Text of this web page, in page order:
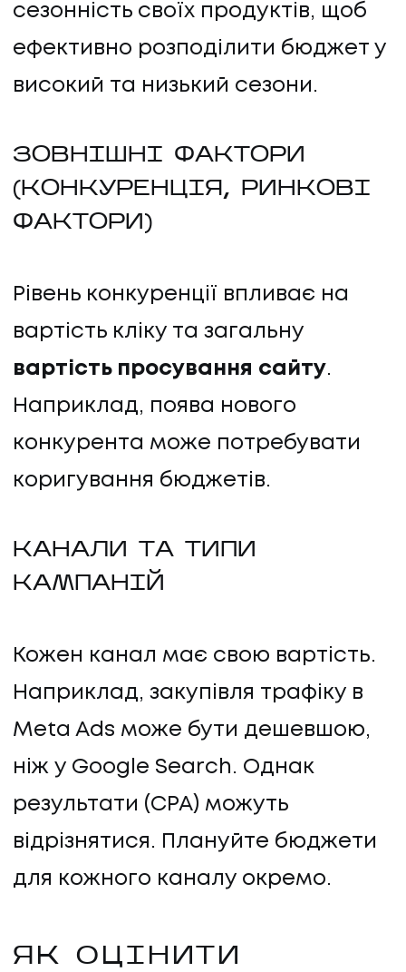
сезонність своїх продуктів, щоб
ефективно розподілити бюджет у
високий та низький сезони.
ЗОВНІШНІ ФАКТОРИ
(КОНКУРЕНЦІЯ, РИНКОВІ
ФАКТОРИ)
Рівень конкуренції впливає на
вартість кліку та загальну
вартість просування сайту.
Наприклад, поява нового
конкурента може потребувати
коригування бюджетів.
КАНАЛИ ТА ТИПИ
КАМПАНІЙ
Кожен канал має свою вартість.
Наприклад, закупівля трафіку в
Meta Ads може бути дешевшою,
ніж у Google Search. Однак
результати (CPA) можуть
відрізнятися. Плануйте бюджети
для кожного каналу окремо.
ЯК ОЦІНИТИ